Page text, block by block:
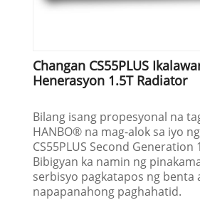
Changan CS55PLUS
Henerasyon 1.5T Radiator
Bilang isang propesyonal na
HANBO® na mag-alok sa iyo
CS55PLUS Second Generation
Bibigyan ka namin ng
serbisyo pagkatapos ng benta
napapanahong paghahatid.